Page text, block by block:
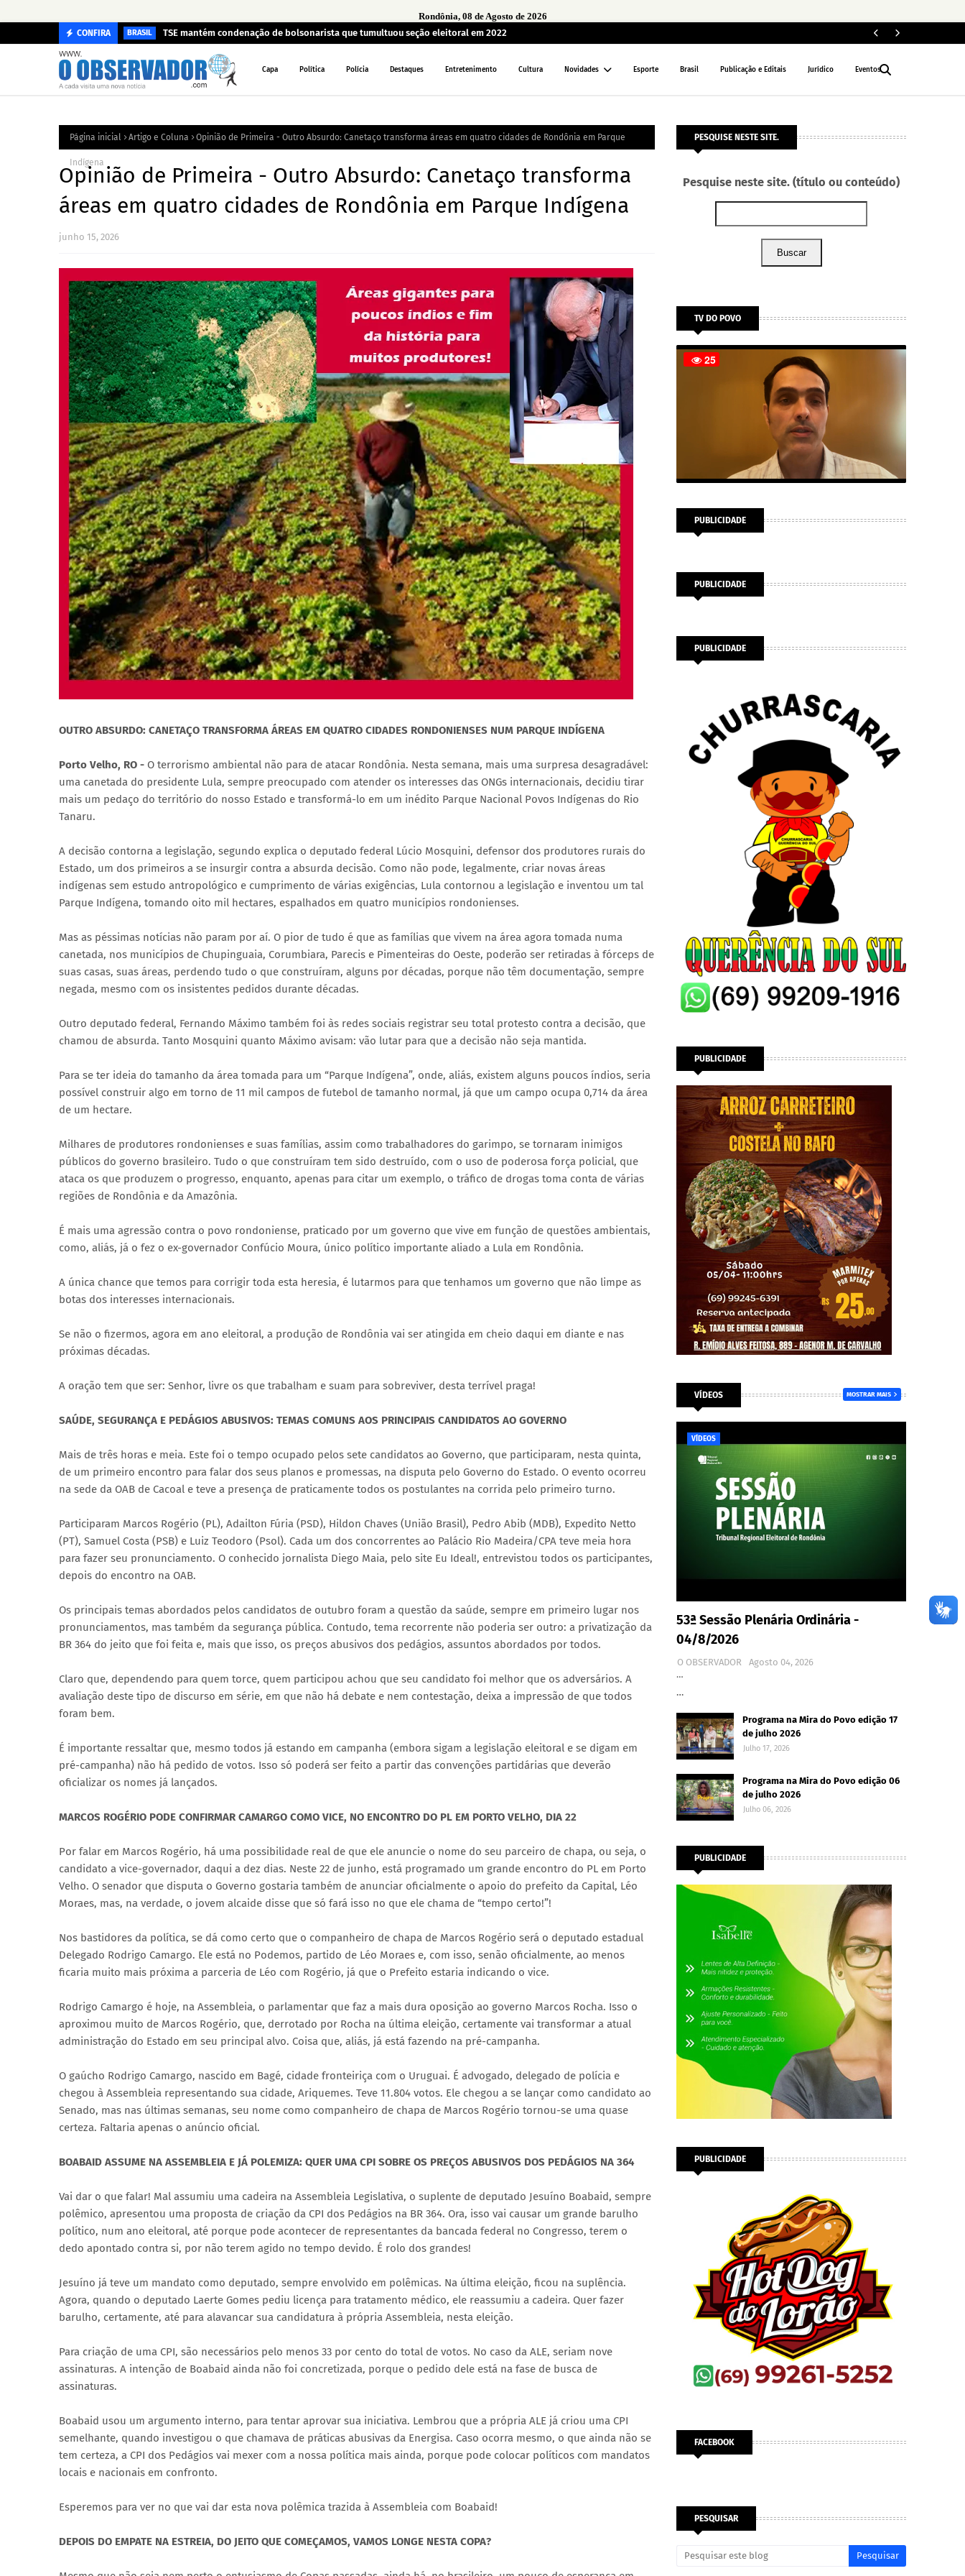
Rondônia, 08 de Agosto de 2026
CONFIRA BRASIL TSE mantém condenação de bolsonarista que tumultuou seção eleitoral em 2022
Capa Política Polícia Destaques Entretenimento Cultura Novidades Esporte Brasil Publicação e Editais Jurídico Eventos
Página inicial Artigo e Coluna Opinião de Primeira - Outro Absurdo: Canetaço transforma áreas em quatro cidades de Rondônia em Parque
Indígena
Opinião de Primeira - Outro Absurdo: Canetaço transforma
áreas em quatro cidades de Rondônia em Parque Indígena
junho 15, 2026
OUTRO ABSURDO: CANETAÇO TRANSFORMA ÁREAS EM QUATRO CIDADES RONDONIENSES NUM PARQUE INDÍGENA
Porto Velho, RO - O terrorismo ambiental não para de atacar Rondônia. Nesta semana, mais uma surpresa desagradável:
uma canetada do presidente Lula, sempre preocupado com atender os interesses das ONGs internacionais, decidiu tirar
mais um pedaço do território do nosso Estado e transformá-lo em um inédito Parque Nacional Povos Indígenas do Rio
Tanaru.
A decisão contorna a legislação, segundo explica o deputado federal Lúcio Mosquini, defensor dos produtores rurais do
Estado, um dos primeiros a se insurgir contra a absurda decisão. Como não pode, legalmente, criar novas áreas
indígenas sem estudo antropológico e cumprimento de várias exigências, Lula contornou a legislação e inventou um tal
Parque Indígena, tomando oito mil hectares, espalhados em quatro municípios rondonienses.
Mas as péssimas notícias não param por aí. O pior de tudo é que as famílias que vivem na área agora tomada numa
canetada, nos municípios de Chupinguaia, Corumbiara, Parecis e Pimenteiras do Oeste, poderão ser retiradas à fórceps de
suas casas, suas áreas, perdendo tudo o que construíram, alguns por décadas, porque não têm documentação, sempre
negada, mesmo com os insistentes pedidos durante décadas.
Outro deputado federal, Fernando Máximo também foi às redes sociais registrar seu total protesto contra a decisão, que
chamou de absurda. Tanto Mosquini quanto Máximo avisam: vão lutar para que a decisão não seja mantida.
Para se ter ideia do tamanho da área tomada para um “Parque Indígena”, onde, aliás, existem alguns poucos índios, seria
possível construir algo em torno de 11 mil campos de futebol de tamanho normal, já que um campo ocupa 0,714 da área
de um hectare.
Milhares de produtores rondonienses e suas famílias, assim como trabalhadores do garimpo, se tornaram inimigos
públicos do governo brasileiro. Tudo o que construíram tem sido destruído, com o uso de poderosa força policial, que
ataca os que produzem o progresso, enquanto, apenas para citar um exemplo, o tráfico de drogas toma conta de várias
regiões de Rondônia e da Amazônia.
É mais uma agressão contra o povo rondoniense, praticado por um governo que vive em função de questões ambientais,
como, aliás, já o fez o ex-governador Confúcio Moura, único político importante aliado a Lula em Rondônia.
A única chance que temos para corrigir toda esta heresia, é lutarmos para que tenhamos um governo que não limpe as
botas dos interesses internacionais.
Se não o fizermos, agora em ano eleitoral, a produção de Rondônia vai ser atingida em cheio daqui em diante e nas
próximas décadas.
A oração tem que ser: Senhor, livre os que trabalham e suam para sobreviver, desta terrível praga!
SAÚDE, SEGURANÇA E PEDÁGIOS ABUSIVOS: TEMAS COMUNS AOS PRINCIPAIS CANDIDATOS AO GOVERNO
Mais de três horas e meia. Este foi o tempo ocupado pelos sete candidatos ao Governo, que participaram, nesta quinta,
de um primeiro encontro para falar dos seus planos e promessas, na disputa pelo Governo do Estado. O evento ocorreu
na sede da OAB de Cacoal e teve a presença de praticamente todos os postulantes na corrida pelo primeiro turno.
Participaram Marcos Rogério (PL), Adailton Fúria (PSD), Hildon Chaves (União Brasil), Pedro Abib (MDB), Expedito Netto
(PT), Samuel Costa (PSB) e Luiz Teodoro (Psol). Cada um dos concorrentes ao Palácio Rio Madeira/CPA teve meia hora
para fazer seu pronunciamento. O conhecido jornalista Diego Maia, pelo site Eu Ideal!, entrevistou todos os participantes,
depois do encontro na OAB.
Os principais temas abordados pelos candidatos de outubro foram a questão da saúde, sempre em primeiro lugar nos
pronunciamentos, mas também da segurança pública. Contudo, tema recorrente não poderia ser outro: a privatização da
BR 364 do jeito que foi feita e, mais que isso, os preços abusivos dos pedágios, assuntos abordados por todos.
Claro que, dependendo para quem torce, quem participou achou que seu candidato foi melhor que os adversários. A
avaliação deste tipo de discurso em série, em que não há debate e nem contestação, deixa a impressão de que todos
foram bem.
É importante ressaltar que, mesmo todos já estando em campanha (embora sigam a legislação eleitoral e se digam em
pré-campanha) não há pedido de votos. Isso só poderá ser feito a partir das convenções partidárias que deverão
oficializar os nomes já lançados.
MARCOS ROGÉRIO PODE CONFIRMAR CAMARGO COMO VICE, NO ENCONTRO DO PL EM PORTO VELHO, DIA 22
Por falar em Marcos Rogério, há uma possibilidade real de que ele anuncie o nome do seu parceiro de chapa, ou seja, o
candidato a vice-governador, daqui a dez dias. Neste 22 de junho, está programado um grande encontro do PL em Porto
Velho. O senador que disputa o Governo gostaria também de anunciar oficialmente o apoio do prefeito da Capital, Léo
Moraes, mas, na verdade, o jovem alcaide disse que só fará isso no que ele chama de “tempo certo!”!
Nos bastidores da política, se dá como certo que o companheiro de chapa de Marcos Rogério será o deputado estadual
Delegado Rodrigo Camargo. Ele está no Podemos, partido de Léo Moraes e, com isso, senão oficialmente, ao menos
ficaria muito mais próxima a parceria de Léo com Rogério, já que o Prefeito estaria indicando o vice.
Rodrigo Camargo é hoje, na Assembleia, o parlamentar que faz a mais dura oposição ao governo Marcos Rocha. Isso o
aproximou muito de Marcos Rogério, que, derrotado por Rocha na última eleição, certamente vai transformar a atual
administração do Estado em seu principal alvo. Coisa que, aliás, já está fazendo na pré-campanha.
O gaúcho Rodrigo Camargo, nascido em Bagé, cidade fronteiriça com o Uruguai. É advogado, delegado de polícia e
chegou à Assembleia representando sua cidade, Ariquemes. Teve 11.804 votos. Ele chegou a se lançar como candidato ao
Senado, mas nas últimas semanas, seu nome como companheiro de chapa de Marcos Rogério tornou-se uma quase
certeza. Faltaria apenas o anúncio oficial.
BOABAID ASSUME NA ASSEMBLEIA E JÁ POLEMIZA: QUER UMA CPI SOBRE OS PREÇOS ABUSIVOS DOS PEDÁGIOS NA 364
Vai dar o que falar! Mal assumiu uma cadeira na Assembleia Legislativa, o suplente de deputado Jesuíno Boabaid, sempre
polêmico, apresentou uma proposta de criação da CPI dos Pedágios na BR 364. Ora, isso vai causar um grande barulho
político, num ano eleitoral, até porque pode acontecer de representantes da bancada federal no Congresso, terem o
dedo apontado contra si, por não terem agido no tempo devido. É rolo dos grandes!
Jesuíno já teve um mandato como deputado, sempre envolvido em polêmicas. Na última eleição, ficou na suplência.
Agora, quando o deputado Laerte Gomes pediu licença para tratamento médico, ele reassumiu a cadeira. Quer fazer
barulho, certamente, até para alavancar sua candidatura à própria Assembleia, nesta eleição.
Para criação de uma CPI, são necessários pelo menos 33 por cento do total de votos. No caso da ALE, seriam nove
assinaturas. A intenção de Boabaid ainda não foi concretizada, porque o pedido dele está na fase de busca de
assinaturas.
Boabaid usou um argumento interno, para tentar aprovar sua iniciativa. Lembrou que a própria ALE já criou uma CPI
semelhante, quando investigou o que chamava de práticas abusivas da Energisa. Caso ocorra mesmo, o que ainda não se
tem certeza, a CPI dos Pedágios vai mexer com a nossa política mais ainda, porque pode colocar políticos com mandatos
locais e nacionais em confronto.
Esperemos para ver no que vai dar esta nova polêmica trazida à Assembleia com Boabaid!
DEPOIS DO EMPATE NA ESTREIA, DO JEITO QUE COMEÇAMOS, VAMOS LONGE NESTA COPA?
PESQUISE NESTE SITE.
Pesquise neste site. (título ou conteúdo)
Buscar
TV DO POVO
PUBLICIDADE
PUBLICIDADE
PUBLICIDADE
PUBLICIDADE
VÍDEOS MOSTRAR MAIS
VÍDEOS
53ª Sessão Plenária Ordinária -
04/8/2026
O OBSERVADOR
Agosto 04, 2026
…
…
Programa na Mira do Povo edição 17
de julho 2026
Julho 17, 2026
Programa na Mira do Povo edição 06
de julho 2026
Julho 06, 2026
PUBLICIDADE
PUBLICIDADE
FACEBOOK
PESQUISAR